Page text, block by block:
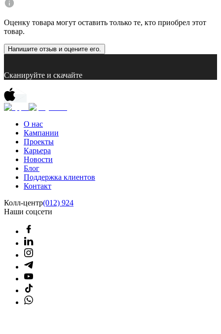
Оценку товара могут оставить только те, кто приобрел этот
товар.
Напишите отзыв и оцените его.
Сканируйте и скачайте
О нас
Кампании
Проекты
Карьера
Новости
Блог
Поддержка клиентов
Контакт
Колл-центр(012) 924
Наши соцсети